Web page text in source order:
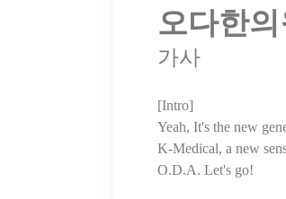
오다한
가사
[Intro]
Yeah, It's the new
K-Medical, a new
O.D.A. Let's go!